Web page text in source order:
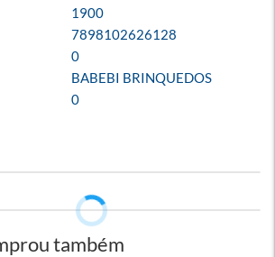
1900
7898102626128
0
BABEBI BRINQUEDOS
0
também